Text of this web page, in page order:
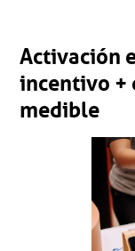
Activación
incentivo +
medible